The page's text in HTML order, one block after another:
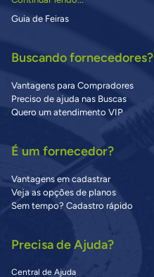
Guia de Feiras
Buscando fornecedores?
Vantagens para Compradores
Preciso de ajuda nas Buscas
Quero um atendimento VIP
É um fornecedor?
Vantagens em cadastrar
Veja as opções de planos
Sem tempo? Cadastro rápido
Precisa de Ajuda?
Central de Ajuda